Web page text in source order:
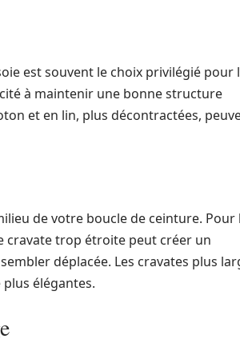
est souvent le choix privilégié pour
à maintenir une bonne structure
et en lin, plus décontractées,
de votre boucle de ceinture. Pour
cravate trop étroite peut créer un
déplacée. Les cravates plus
élégantes.